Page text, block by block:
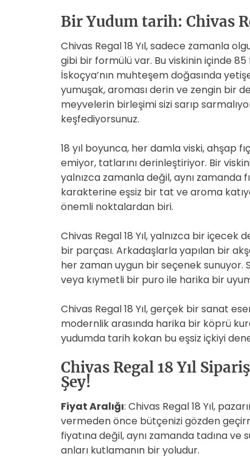
Bir Yudum tarih: Chivas
Chivas Regal 18 Yıl, sadece zamanla
gibi bir formülü var. Bu viskinin içinde
İskoçya’nın muhteşem doğasında
yumuşak, aroması derin ve zengin bir
meyvelerin birleşimi sizi sarıp
keşfediyorsunuz.
18 yıl boyunca, her damla viski, ahşap
emiyor, tatlarını derinleştiriyor. Bir
yalnızca zamanla değil, aynı zamanda
karakterine eşsiz bir tat ve aroma
önemli noktalardan biri.
Chivas Regal 18 Yıl, yalnızca bir içecek
bir parçası. Arkadaşlarla yapılan bir
her zaman uygun bir seçenek sunuyor.
veya kıymetli bir puro ile harika bir
Chivas Regal 18 Yıl, gerçek bir sanat
modernlik arasında harika bir köprü
yudumda tarih kokan bu eşsiz içkiyi
Chivas Regal 18 Yıl
Şey!
Fiyat Aralığı: Chivas Regal 18 Yıl,
vermeden önce bütçenizi gözden
fiyatına değil, aynı zamanda tadına ve
anları kutlamanın bir yoludur.